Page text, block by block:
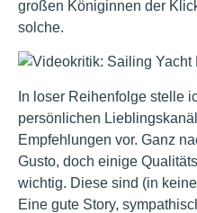
großen Königinnen der
solche.
In loser Reihenfolge stelle
persönlichen
Empfehlungen vor. Ganz
Gusto, doch einige
wichtig. Diese sind (in
Eine gute Story,